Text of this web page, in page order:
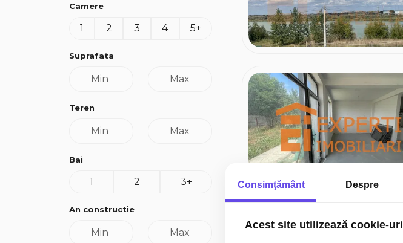
Camere
1 2 3 4 5+
Suprafata
Teren
Bai
1 2 3+
An constructie
Consimţământ Despre
Acest site utilizează cookie-uri